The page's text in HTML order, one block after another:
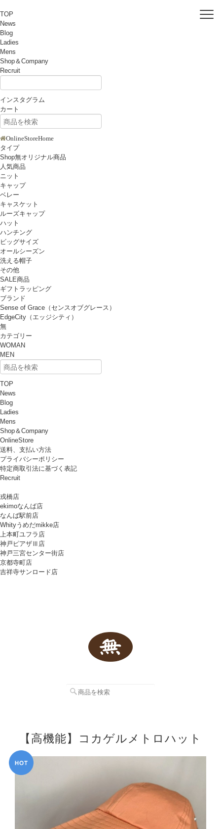
TOP
News
Blog
Ladies
Mens
Shop＆Company
Recruit
インスタグラム
カート
OnlineStoreHome
タイプ
Shop無オリジナル商品
人気商品
ニット
キャップ
ベレー
キャスケット
ルーズキャップ
ハット
ハンチング
ビッグサイズ
オールシーズン
洗える帽子
その他
SALE商品
ギフトラッピング
ブランド
Sense of Grace（センスオブグレース）
EdgeCity（エッジシティ）
無
カテゴリー
WOMAN
MEN
TOP
News
Blog
Ladies
Mens
Shop＆Company
OnlineStore
送料、支払い方法
プライバシーポリシー
特定商取引法に基づく表記
Recruit
戎橋店
ekimoなんば店
なんば駅前店
Whityうめだmikke店
上本町ユフラ店
神戸ピアザⅢ店
神戸三宮センター街店
京都寺町店
吉祥寺サンロード店
【高機能】コカゲルメトロハット